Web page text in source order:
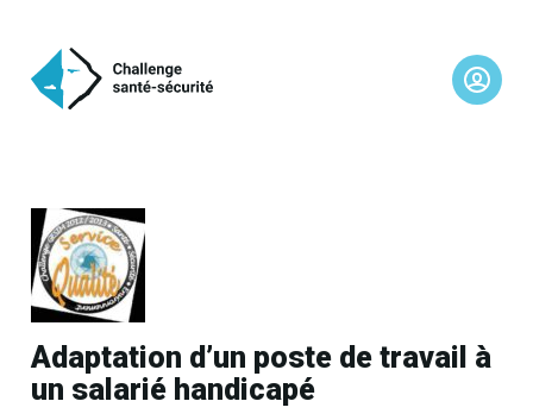
Adaptation d’un poste de travail à
un salarié handicapé